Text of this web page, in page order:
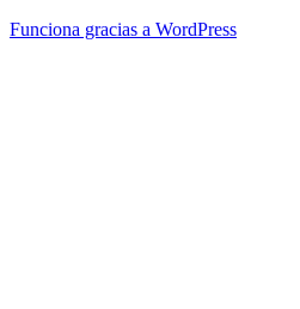
Funciona gracias a WordPress